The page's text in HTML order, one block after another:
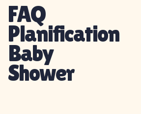
FAQ
Planification
Baby
Shower